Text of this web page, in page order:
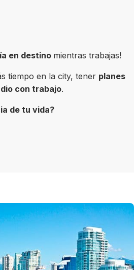
en destino mientras trabajas!
tiempo en la city, tener planes
con trabajo.
de tu vida?